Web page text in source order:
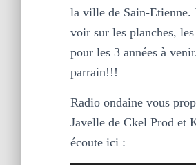
la ville de Sain-Etienne.
voir sur les planches,
pour les 3 années à
parrain!!!
Radio ondaine vous
Javelle de Ckel Prod et
écoute ici :